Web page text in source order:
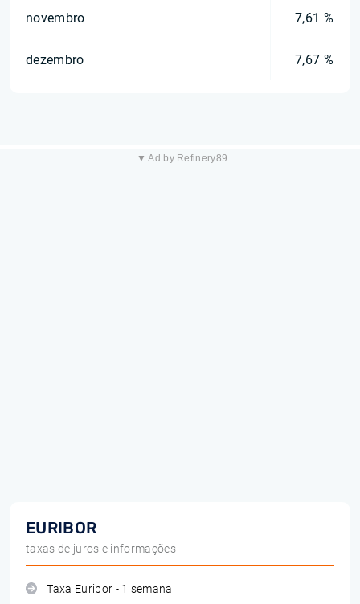
novembro 7,61 %
dezembro 7,67 %
▼ Ad by Refinery89
EURIBOR
taxas de juros e informações
Taxa Euribor - 1 semana